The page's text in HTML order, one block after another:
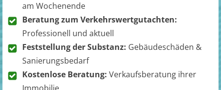
am Wochenende
Beratung zum Verkehrswertgutachten:
Professionell und aktuell
Feststellung der Substanz: Gebäudeschäden &
Sanierungsbedarf
Kostenlose Beratung: Verkaufsberatung ihrer